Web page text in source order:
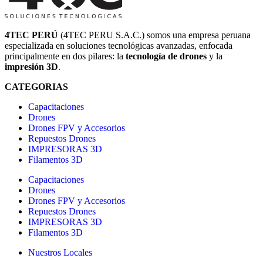
4TEC PERÚ (4TEC PERU S.A.C.) somos una empresa peruana
especializada en soluciones tecnológicas avanzadas, enfocada
principalmente en dos pilares: la tecnología de drones y la
impresión 3D.
CATEGORIAS
Capacitaciones
Drones
Drones FPV y Accesorios
Repuestos Drones
IMPRESORAS 3D
Filamentos 3D
Capacitaciones
Drones
Drones FPV y Accesorios
Repuestos Drones
IMPRESORAS 3D
Filamentos 3D
Nuestros Locales